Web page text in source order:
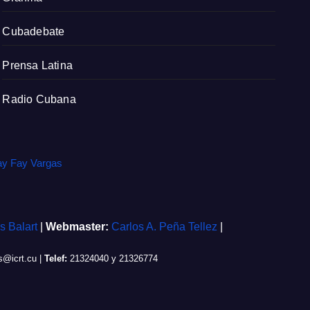
Cubadebate
Prensa Latina
Radio Cubana
Fay Vargas
Balart Webmaster: Carlos A. Peña Tellez
Telef: 21324040 y 21326774